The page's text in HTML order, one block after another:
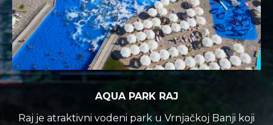
AQUA PARK RAJ
Raj je atraktivni vodeni park u Vrnjačkoj Banji koji